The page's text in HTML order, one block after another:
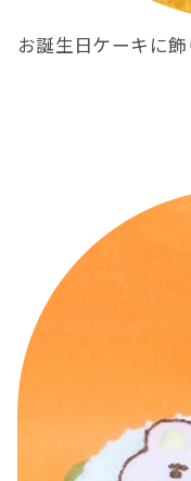
お誕生日ケーキに